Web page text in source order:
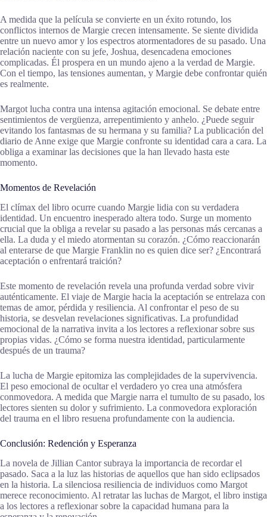
A medida que la película se convierte en un éxito rotundo, los
conflictos internos de Margie crecen intensamente. Se siente dividida
entre un nuevo amor y los espectros atormentadores de su pasado. Una
relación naciente con su jefe, Joshua, desencadena emociones
complicadas. Él prospera en un mundo ajeno a la verdad de Margie.
Con el tiempo, las tensiones aumentan, y Margie debe confrontar quién
es realmente.
Margot lucha contra una intensa agitación emocional. Se debate entre
sentimientos de vergüenza, arrepentimiento y anhelo. ¿Puede seguir
evitando los fantasmas de su hermana y su familia? La publicación del
diario de Anne exige que Margie confronte su identidad cara a cara. La
obliga a examinar las decisiones que la han llevado hasta este
momento.
Momentos de Revelación
El clímax del libro ocurre cuando Margie lidia con su verdadera
identidad. Un encuentro inesperado altera todo. Surge un momento
crucial que la obliga a revelar su pasado a las personas más cercanas a
ella. La duda y el miedo atormentan su corazón. ¿Cómo reaccionarán
al enterarse de que Margie Franklin no es quien dice ser? ¿Encontrará
aceptación o enfrentará traición?
Este momento de revelación revela una profunda verdad sobre vivir
auténticamente. El viaje de Margie hacia la aceptación se entrelaza con
temas de amor, pérdida y resiliencia. Al confrontar el peso de su
historia, se desvelan revelaciones significativas. La profundidad
emocional de la narrativa invita a los lectores a reflexionar sobre sus
propias vidas. ¿Cómo se forma nuestra identidad, particularmente
después de un trauma?
La lucha de Margie epitomiza las complejidades de la supervivencia.
El peso emocional de ocultar el verdadero yo crea una atmósfera
conmovedora. A medida que Margie narra el tumulto de su pasado, los
lectores sienten su dolor y sufrimiento. La conmovedora exploración
del trauma en el libro resuena profundamente con la audiencia.
Conclusión: Redención y Esperanza
La novela de Jillian Cantor subraya la importancia de recordar el
pasado. Saca a la luz las historias de aquellos que han sido eclipsados
en la historia. La silenciosa resiliencia de individuos como Margot
merece reconocimiento. Al retratar las luchas de Margot, el libro instiga
a los lectores a reflexionar sobre la capacidad humana para la